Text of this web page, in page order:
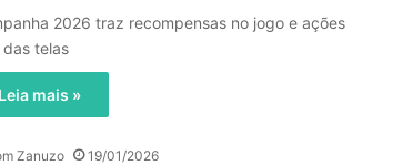
2026 traz recompensas no jogo e ações
telas
Leia mais »
Zanuzo 19/01/2026